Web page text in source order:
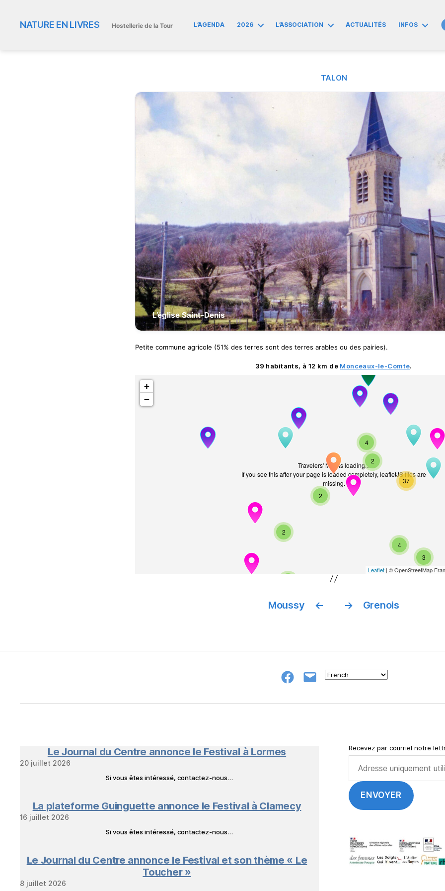
NATURE EN LIVRES Hostellerie de la Tour L’AGENDA 2026 L’ASSOCIATION ACTUALITÉS INFOS
TALON
L’église Saint-Denis
Petite commune agricole (51% des terres sont des terres arables ou des pairies).
39 habitants, à 12 km de Monceaux-le-Comte.
Travelers' Map is loading...
If you see this after your page is loaded completely, leafletJS files are
missing.
4
3
2
2
2
37
2
4
+
−
Leaflet | © OpenStreetMap
←
Moussy → Grenois
GroupeE-
Le Journal du Centre annonce le Festival à Lormes
20 juillet 2026
Si vous êtes intéressé, contactez-nous…
La plateforme Guinguette annonce le Festival à Clamecy
16 juillet 2026
Si vous êtes intéressé, contactez-nous…
Le Journal du Centre annonce le Festival et son thème « Le
Toucher »
8 juillet 2026
Recevez par courriel notre